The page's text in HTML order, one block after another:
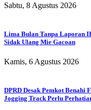
Sabtu, 8 Agustus 2026
Lima Bulan Tanpa Laporan
Sidak Ulang Mie Gacoan
Kamis, 6 Agustus 2026
DPRD Desak Pemkot
Jogging Track Perlu